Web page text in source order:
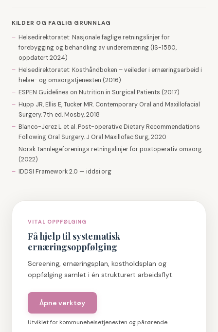
KILDER OG FAGLIG GRUNNLAG
– Helsedirektoratet: Nasjonale faglige retningslinjer for
forebygging og behandling av underernæring (IS-1580,
oppdatert 2024)
– Helsedirektoratet: Kosthåndboken – veileder i ernæringsarbeid i
helse- og omsorgstjenesten (2016)
– ESPEN Guidelines on Nutrition in Surgical Patients (2017)
– Hupp JR, Ellis E, Tucker MR. Contemporary Oral and Maxillofacial
Surgery. 7th ed. Mosby, 2018
– Blanco-Jerez L et al. Post-operative Dietary Recommendations
Following Oral Surgery. J Oral Maxillofac Surg, 2020
– Norsk Tannlegeforenings retningslinjer for postoperativ omsorg
(2022)
– IDDSI Framework 2.0 — iddsi.org
VITAL OPPFØLGING
Få hjelp til systematisk
ernæringsoppfølging
Screening, ernæringsplan, kostholdsplan og
oppfølging samlet i én strukturert arbeidsflyt.
Åpne verktøy
Utviklet for kommunehelsetjenesten og pårørende.